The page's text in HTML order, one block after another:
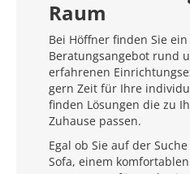
Raum
Bei Höffner finden Sie
Beratungsangebot rund
erfahrenen
gern Zeit für Ihre
finden Lösungen die zu
Zuhause passen.
Egal ob Sie auf der
Sofa, einem